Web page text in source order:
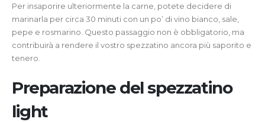
Per insaporire ulteriormente la carne, potete decidere di
marinarla per circa 30 minuti con un po’ di vino bianco, sale,
pepe e rosmarino. Questo passaggio non è obbligatorio, ma
contribuirà a rendere il vostro spezzatino ancora più saporito e
tenero.
Preparazione del spezzatino
light